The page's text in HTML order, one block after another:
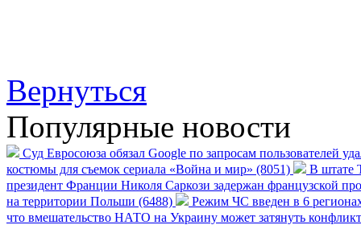
Вернуться
Популярные новости
Суд Евросоюза обязал Google по запросам пользователей
костюмы для съемок сериала «Война и мир» (8051)
В штате
президент Франции Николя Саркози задержан французской
на территории Польши (6488)
Режим ЧС введен в 6
что вмешательство НАТО на Украину может затянуть